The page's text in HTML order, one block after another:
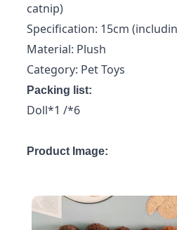
catnip)
Specification: 15cm
Material: Plush
Category: Pet Toys
Packing list:
Doll*1 /*6
Product Image: